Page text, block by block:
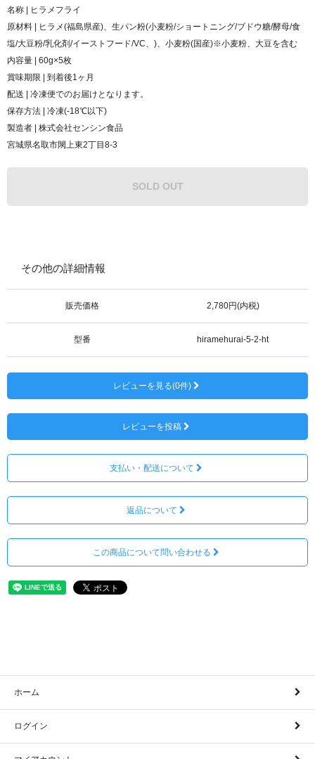
名称 | ヒラメフライ
原材料 | ヒラメ(福島県産)、生パン粉(小麦粉/ショートニング/ブドウ糖/酵母/食
塩/大豆粉/乳化剤/イーストフード/VC、)、小麦粉(国産)※小麦粉、大豆を含む
内容量 | 60g×5枚
賞味期限 | 到着後1ヶ月
配送 | 冷凍便でのお届けとなります。
保存方法 | 冷凍(-18℃以下)
製造者 | 株式会社センシン食品
宮城県名取市閖上東2丁目8-3
SOLD OUT
その他の詳細情報
販売価格 2,780円(内税)
型番 hiramehurai-5-2-ht
レビューを見る(0件)
レビューを投稿
支払い・配送について
返品について
この商品について問い合わせる
ホーム
ログイン